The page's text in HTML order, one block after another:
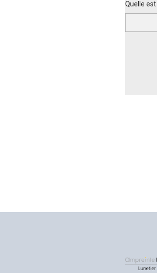
Quelle